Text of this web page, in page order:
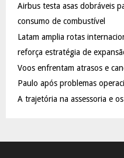
r
:
Airbus testa asas dobráveis
consumo de combustível
Latam amplia rotas
reforça estratégia de
Voos enfrentam atrasos e
Paulo após problemas
A trajetória na assessoria e